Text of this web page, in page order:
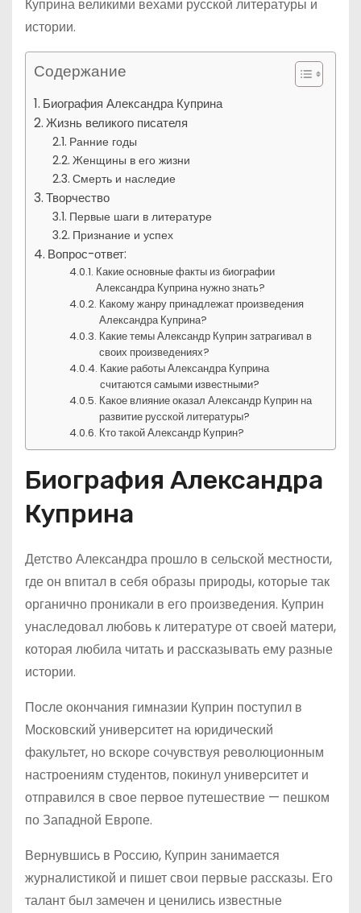
Куприна великими вехами русской литературы и
истории.
Содержание
Биография Александра Куприна
Жизнь великого писателя
Ранние годы
Женщины в его жизни
Смерть и наследие
Творчество
Первые шаги в литературе
Признание и успех
Вопрос-ответ:
Какие основные факты из биографии
Александра Куприна нужно знать?
Какому жанру принадлежат произведения
Александра Куприна?
Какие темы Александр Куприн затрагивал в
своих произведениях?
Какие работы Александра Куприна
считаются самыми известными?
Какое влияние оказал Александр Куприн на
развитие русской литературы?
Кто такой Александр Куприн?
Биография Александра
Куприна
Детство Александра прошло в сельской местности,
где он впитал в себя образы природы, которые так
органично проникали в его произведения. Куприн
унаследовал любовь к литературе от своей матери,
которая любила читать и рассказывать ему разные
истории.
После окончания гимназии Куприн поступил в
Московский университет на юридический
факультет, но вскоре сочувствуя революционным
настроениям студентов, покинул университет и
отправился в свое первое путешествие — пешком
по Западной Европе.
Вернувшись в Россию, Куприн занимается
журналистикой и пишет свои первые рассказы. Его
талант был замечен и ценились известные